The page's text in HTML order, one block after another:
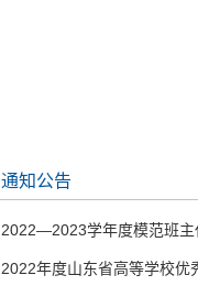
通知公告
2022—2023学年度模范班主
​2022年度山东省高等学校优